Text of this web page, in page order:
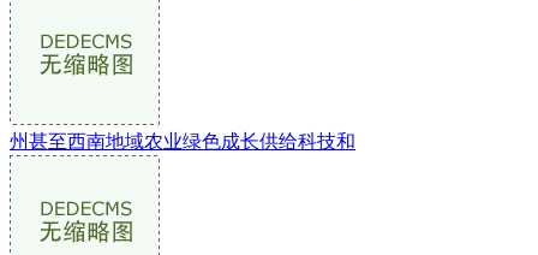
州甚至西南地域农业绿色成长供给科技和